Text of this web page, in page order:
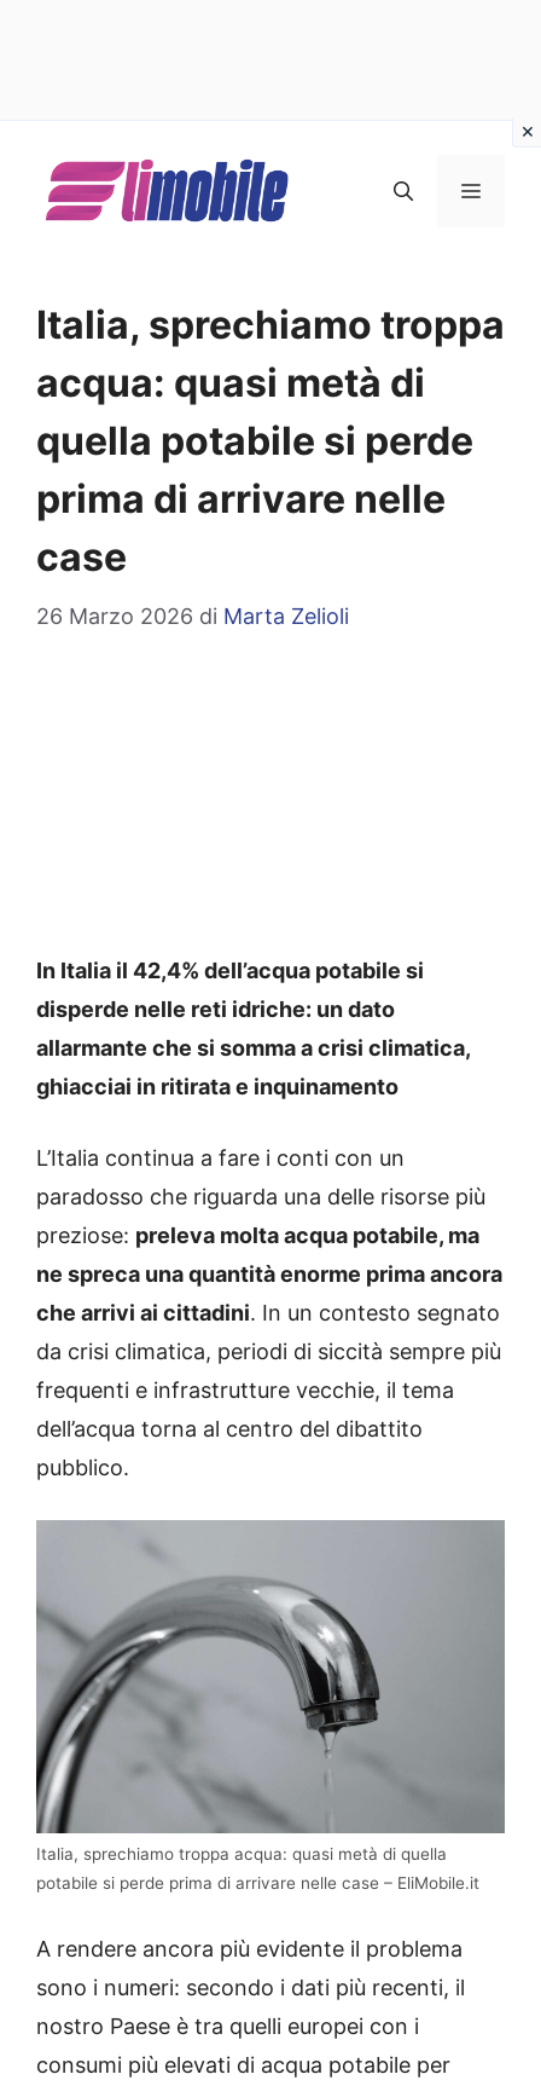
contenuto
MENU
Italia, sprechiamo troppa
acqua: quasi metà di
quella potabile si perde
prima di arrivare nelle
case
26 Marzo 2026 di Marta Zelioli
In Italia il 42,4% dell’acqua potabile si
disperde nelle reti idriche: un dato
allarmante che si somma a crisi climatica,
ghiacciai in ritirata e inquinamento
L’Italia continua a fare i conti con un
paradosso che riguarda una delle risorse più
preziose: preleva molta acqua potabile, ma
ne spreca una quantità enorme prima ancora
che arrivi ai cittadini. In un contesto segnato
da crisi climatica, periodi di siccità sempre più
frequenti e infrastrutture vecchie, il tema
dell’acqua torna al centro del dibattito
pubblico.
Italia, sprechiamo troppa acqua: quasi metà di quella
potabile si perde prima di arrivare nelle case – EliMobile.it
A rendere ancora più evidente il problema
sono i numeri: secondo i dati più recenti, il
nostro Paese è tra quelli europei con i
consumi più elevati di acqua potabile per